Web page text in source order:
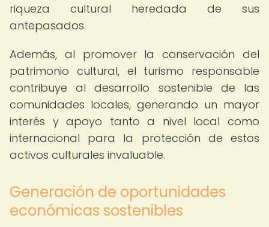
riqueza cultural heredada de sus
antepasados.
Además, al promover la conservación del
patrimonio cultural, el turismo responsable
contribuye al desarrollo sostenible de las
comunidades locales, generando un mayor
interés y apoyo tanto a nivel local como
internacional para la protección de estos
activos culturales invaluable.
Generación de oportunidades
económicas sostenibles